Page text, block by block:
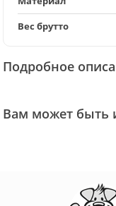
Вес брутто
Подробное
Вам может быть